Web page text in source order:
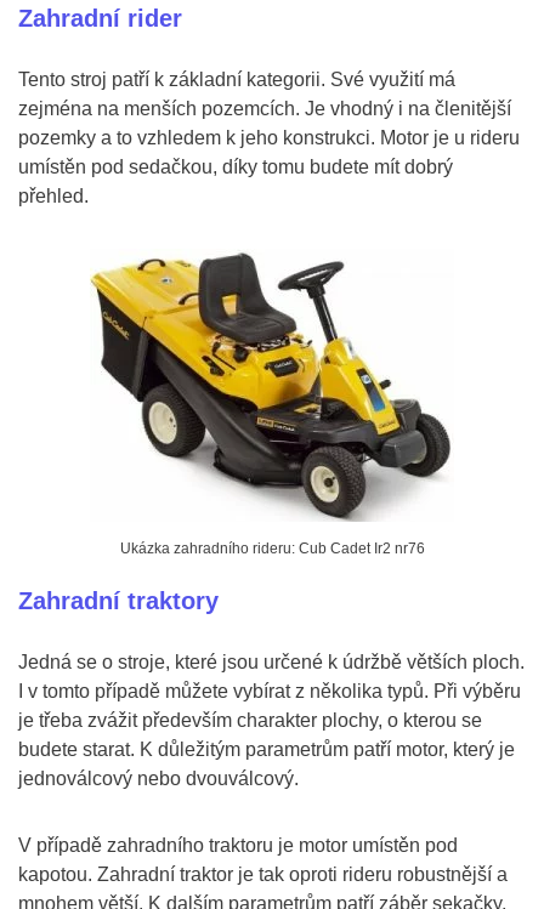
Zahradní rider
Tento stroj patří k základní kategorii. Své využití má
zejména na menších pozemcích. Je vhodný i na členitější
pozemky a to vzhledem k jeho konstrukci. Motor je u rideru
umístěn pod sedačkou, díky tomu budete mít dobrý
přehled.
Ukázka zahradního rideru: Cub Cadet Ir2 nr76
Zahradní traktory
Jedná se o stroje, které jsou určené k údržbě větších ploch.
I v tomto případě můžete vybírat z několika typů. Při výběru
je třeba zvážit především charakter plochy, o kterou se
budete starat. K důležitým parametrům patří motor, který je
jednoválcový nebo dvouválcový.
V případě zahradního traktoru je motor umístěn pod
kapotou. Zahradní traktor je tak oproti rideru robustnější a
mnohem větší. K dalším parametrům patří záběr sekačky,